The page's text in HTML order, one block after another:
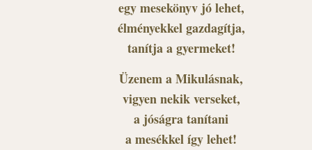
egy mesekönyv jó lehet,
élményekkel gazdagítja,
tanítja a gyermeket!
Üzenem a Mikulásnak,
vigyen nekik verseket,
a jóságra tanítani
a mesékkel így lehet!